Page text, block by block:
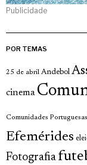
Publicidade
POR TEMAS
25 de abril Andebol
cinema
Comunidades Portuguesas
Efemérides
Fotografia